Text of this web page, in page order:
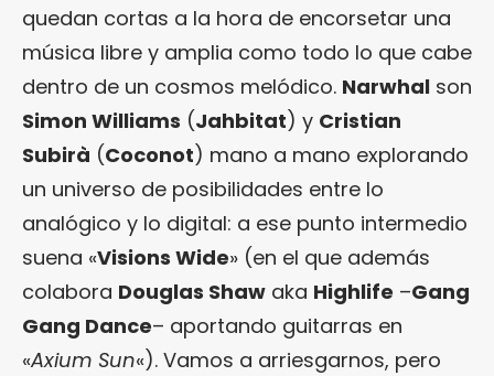
quedan cortas a la hora de encorsetar una
música libre y amplia como todo lo que cabe
dentro de un cosmos melódico. Narwhal son
Simon Williams (Jahbitat) y Cristian
Subirà (Coconot) mano a mano explorando
un universo de posibilidades entre lo
analógico y lo digital: a ese punto intermedio
suena «Visions Wide» (en el que además
colabora Douglas Shaw aka Highlife –Gang
Gang Dance– aportando guitarras en
«Axium Sun«). Vamos a arriesgarnos, pero